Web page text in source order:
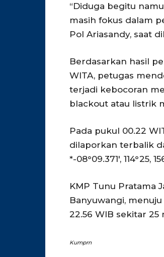
“Diduga begitu
masih fokus dalam
Pol Ariasandy, saat
Berdasarkan hasil
WITA, petugas
terjadi kebocoran
blackout atau listrik
Pada pukul 00.22
dilaporkan terbalik
*-08°09.371′, 114°25,
KMP Tunu Pratama
Banyuwangi,
22.56 WIB sekitar
Kumprn